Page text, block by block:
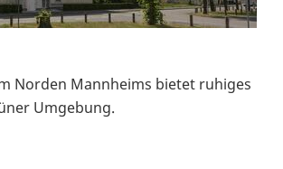
Norden Mannheims bietet ruhiges
Umgebung.